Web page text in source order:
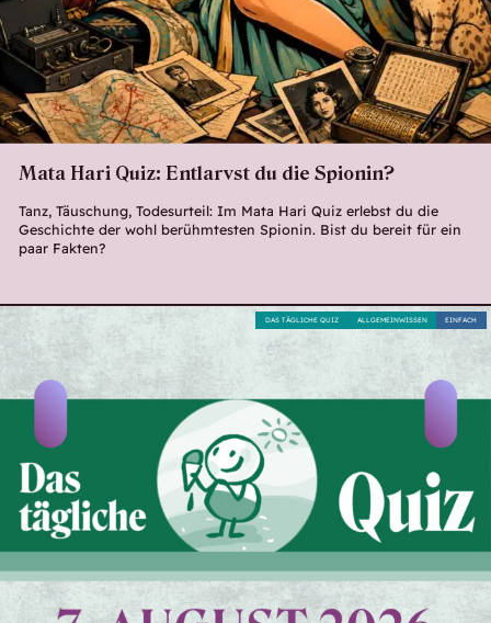
Mata Hari Quiz: Entlarvst du die Spionin?
Tanz, Täuschung, Todesurteil: Im Mata Hari Quiz erlebst du die
Geschichte der wohl berühmtesten Spionin. Bist du bereit für ein
paar Fakten?
EINFACH
ALLGEMEINWISSEN
DAS TÄGLICHE QUIZ